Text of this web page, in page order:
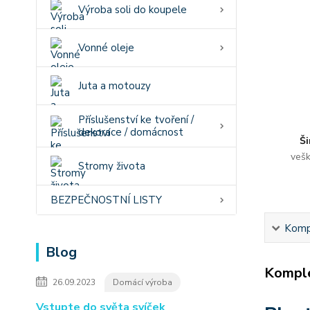
Výroba soli do koupele
Vonné oleje
Juta a motouzy
Příslušenství ke tvoření /
dekorace / domácnost
Stromy života
BEZPEČNOSTNÍ LISTY
Blog
26.09.2023 Domácí výroba